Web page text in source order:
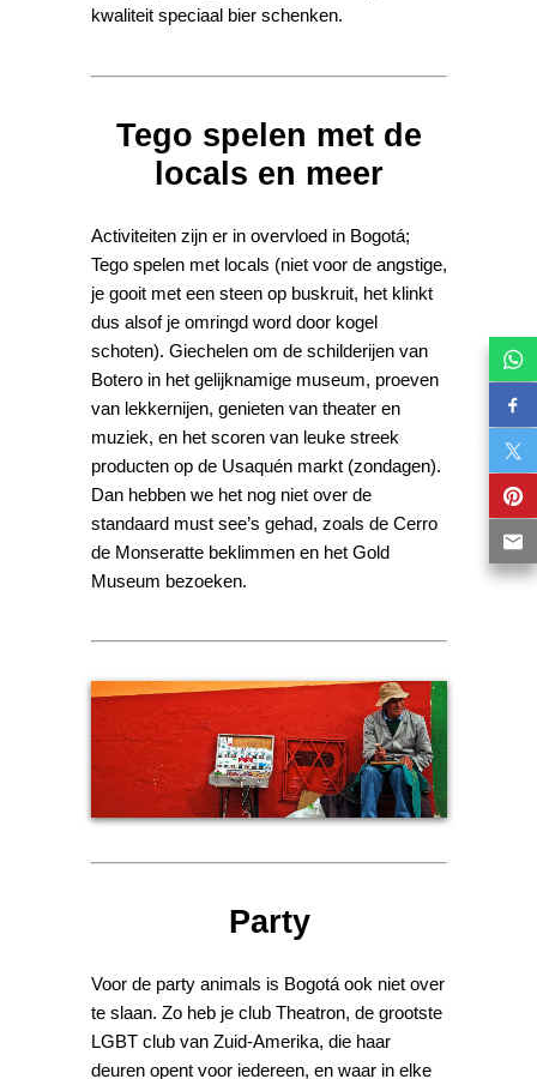
kwaliteit speciaal bier schenken.
Tego spelen met de
locals en meer
Activiteiten zijn er in overvloed in Bogotá;
Tego spelen met locals (niet voor de angstige,
je gooit met een steen op buskruit, het klinkt
dus alsof je omringd word door kogel
schoten). Giechelen om de schilderijen van
Botero in het gelijknamige museum, proeven
van lekkernijen, genieten van theater en
muziek, en het scoren van leuke streek
producten op de Usaquén markt (zondagen).
Dan hebben we het nog niet over de
standaard must see’s gehad, zoals de Cerro
de Monseratte beklimmen en het Gold
Museum bezoeken.
Party
Voor de party animals is Bogotá ook niet over
te slaan. Zo heb je club Theatron, de grootste
LGBT club van Zuid-Amerika, die haar
deuren opent voor iedereen, en waar in elke